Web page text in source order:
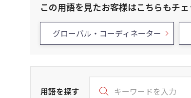
この用語を見たお客様はこちらもチ
グローバル・コーディネーター
用語を探す